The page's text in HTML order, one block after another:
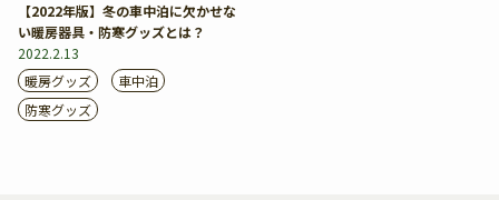
【2022年版】冬の車中泊に欠かせな
い暖房器具・防寒グッズとは？
2022.2.13
暖房グッズ
車中泊
防寒グッズ